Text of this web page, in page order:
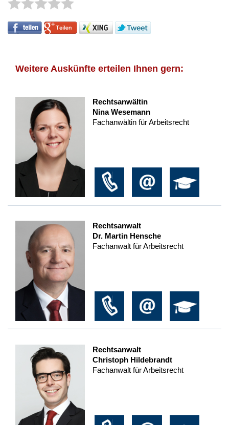
Weitere Auskünfte erteilen Ihnen gern:
Rechtsanwältin
Nina Wesemann
Fachanwältin für Arbeitsrecht
Rechtsanwalt
Dr. Martin Hensche
Fachanwalt für Arbeitsrecht
Rechtsanwalt
Christoph Hildebrandt
Fachanwalt für Arbeitsrecht